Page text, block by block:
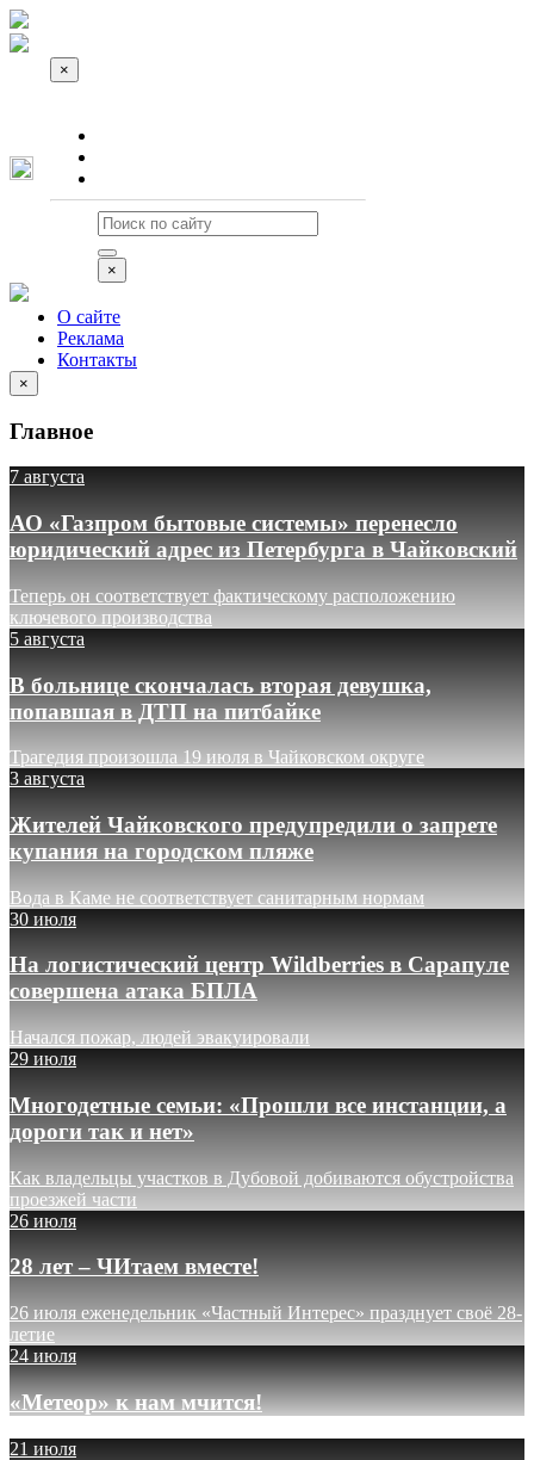
×
×
О сайте
Реклама
Контакты
×
Главное
7 августа
АО «Газпром бытовые системы» перенесло
юридический адрес из Петербурга в Чайковский
Теперь он соответствует фактическому расположению
ключевого производства
5 августа
В больнице скончалась вторая девушка,
попавшая в ДТП на питбайке
Трагедия произошла 19 июля в Чайковском округе
3 августа
Жителей Чайковского предупредили о запрете
купания на городском пляже
Вода в Каме не соответствует санитарным нормам
30 июля
На логистический центр Wildberries в Сарапуле
совершена атака БПЛА
Начался пожар, людей эвакуировали
29 июля
Многодетные семьи: «Прошли все инстанции, а
дороги так и нет»
Как владельцы участков в Дубовой добиваются обустройства
проезжей части
26 июля
28 лет – ЧИтаем вместе!
26 июля еженедельник «Частный Интерес» празднует своё 28-
летие
24 июля
«Метеор» к нам мчится!
21 июля